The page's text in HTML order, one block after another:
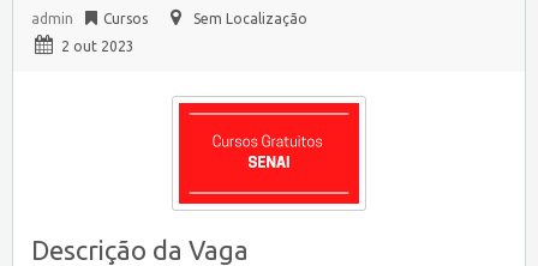
admin Cursos
Sem Localização
2 out 2023
Descrição da Vaga